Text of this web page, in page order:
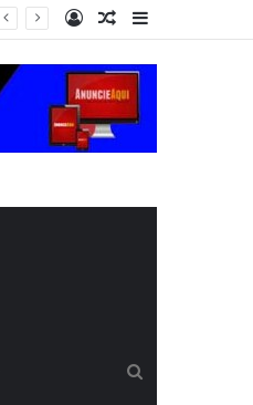
Barra
Artigo
Entrar